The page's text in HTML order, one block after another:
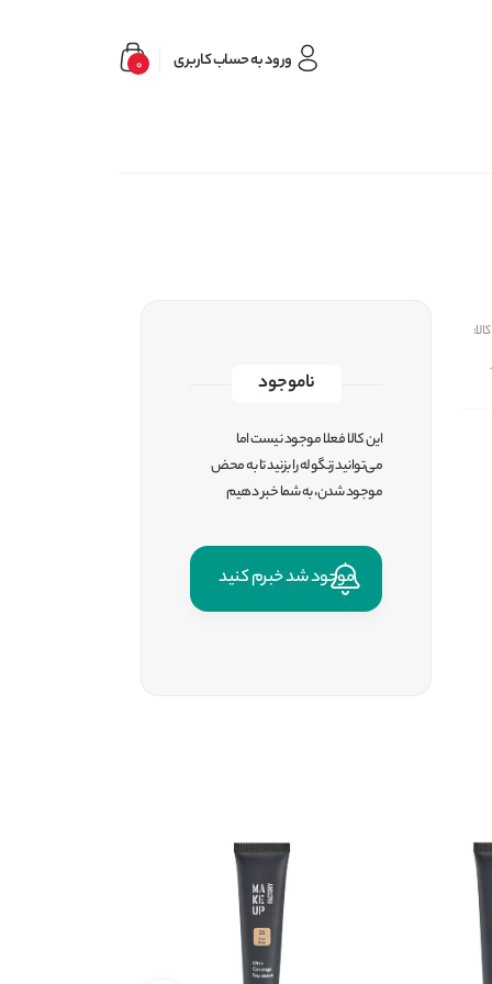
ورود به حساب کاربری 0
ناموجود
این کالا فعلا موجود نیست اما
می‌توانید زنگوله را بزنید تا به محض
موجود شدن، به شما خبر دهیم
موجود شد خبرم کنید